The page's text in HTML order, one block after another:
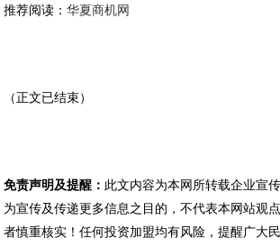
推荐阅读：华夏商机网
（正文已结束）
免责声明及提醒： 此文内容为本网所转载企业宣
为宣传及传递更多信息之目的，不代表本网站观
者慎重核实！任何投资加盟均有风险，提醒广大